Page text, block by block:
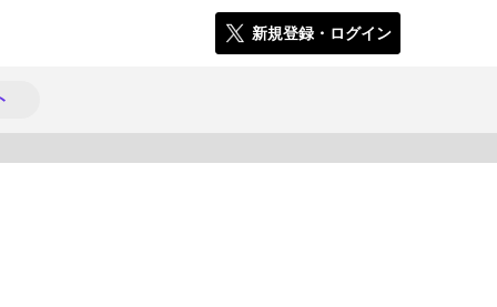
新規登録・ログイン